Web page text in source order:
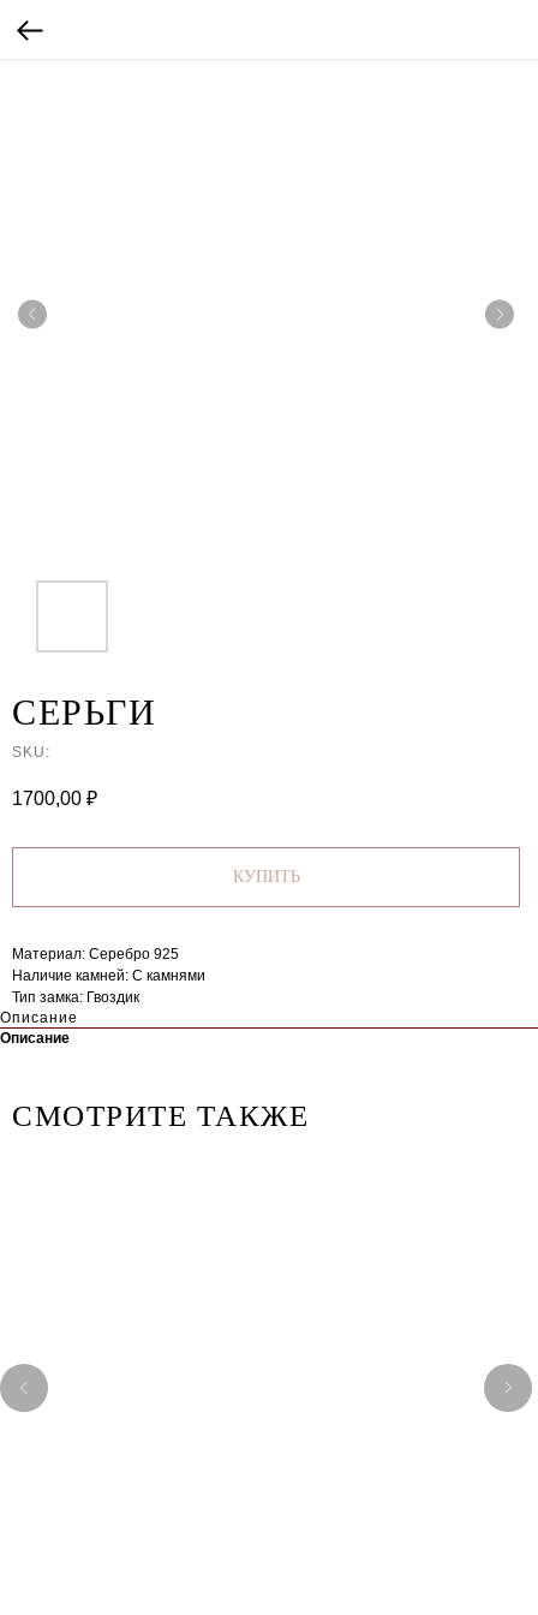
СЕРЬГИ
SKU:
1700,00 ₽
КУПИТЬ
Материал: Серебро 925
Наличие камней: C камнями
Тип замка: Гвоздик
Описание
Описание
СМОТРИТЕ ТАКЖЕ